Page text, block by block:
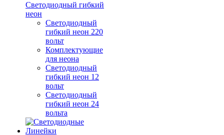
Светодиодный гибкий
неон
Светодиодный
гибкий неон 220
вольт
Комплектующие
для неона
Светодиодный
гибкий неон 12
вольт
Светодиодный
гибкий неон 24
вольта